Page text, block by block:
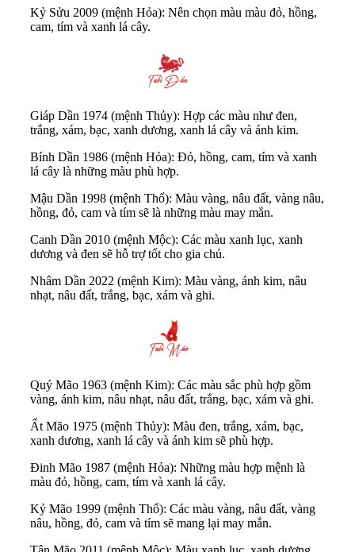
Kỷ Sửu 2009 (mệnh Hỏa): Nên chọn màu màu đỏ, hồng,
cam, tím và xanh lá cây.
Giáp Dần 1974 (mệnh Thủy): Hợp các màu như đen,
trắng, xám, bạc, xanh dương, xanh lá cây và ánh kim.
Bính Dần 1986 (mệnh Hỏa): Đỏ, hồng, cam, tím và xanh
lá cây là những màu phù hợp.
Mậu Dần 1998 (mệnh Thổ): Màu vàng, nâu đất, vàng nâu,
hồng, đỏ, cam và tím sẽ là những màu may mắn.
Canh Dần 2010 (mệnh Mộc): Các màu xanh lục, xanh
dương và đen sẽ hỗ trợ tốt cho gia chủ.
Nhâm Dần 2022 (mệnh Kim): Màu vàng, ánh kim, nâu
nhạt, nâu đất, trắng, bạc, xám và ghi.
Quý Mão 1963 (mệnh Kim): Các màu sắc phù hợp gồm
vàng, ánh kim, nâu nhạt, nâu đất, trắng, bạc, xám và ghi.
Ất Mão 1975 (mệnh Thủy): Màu đen, trắng, xám, bạc,
xanh dương, xanh lá cây và ánh kim sẽ phù hợp.
Đinh Mão 1987 (mệnh Hỏa): Những màu hợp mệnh là
màu đỏ, hồng, cam, tím và xanh lá cây.
Kỷ Mão 1999 (mệnh Thổ): Các màu vàng, nâu đất, vàng
nâu, hồng, đỏ, cam và tím sẽ mang lại may mắn.